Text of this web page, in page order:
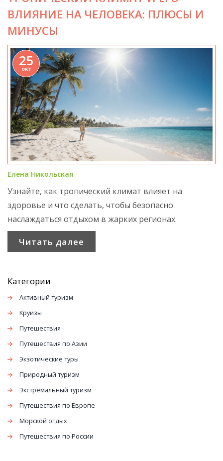
ВЛИЯНИЕ НА ЧЕЛОВЕКА: ПЛЮСЫ И
МИНУСЫ
25
окт
Елена Никольская
Узнайте, как тропический климат влияет на
здоровье и что сделать, чтобы безопасно
наслаждаться отдыхом в жарких регионах.
Читать далее
Категории
Активный туризм
Круизы
Путешествия
Путешествия по Азии
Экзотические туры
Природный туризм
Экстремальный туризм
Путешествия по Европе
Морской отдых
Путешествия по России